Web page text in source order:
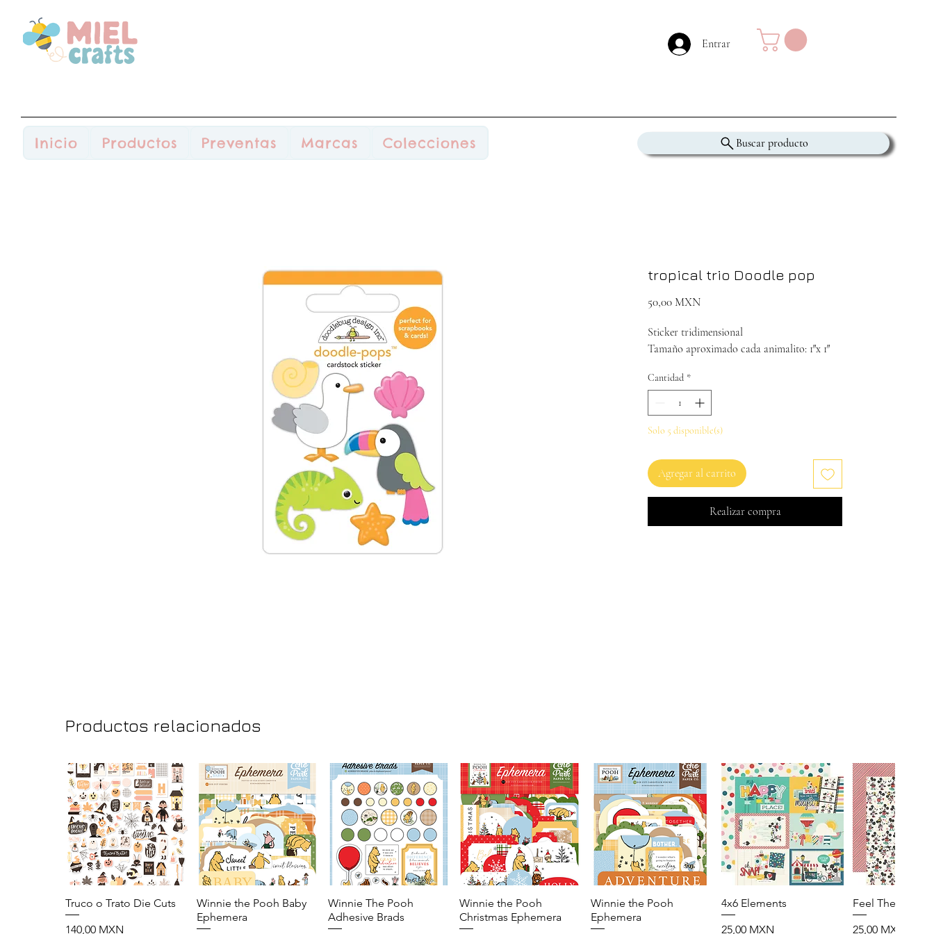
Entrar
Inicio Productos Preventas Marcas Colecciones Buscar producto
tropical trio Doodle pop
50,00 MXNPrecio
Sticker tridimensional
Tamaño aproximado cada animalito: 1″x 1″
Cantidad *
Solo 5 disponible(s)
Agregar al carrito
Realizar compra
Productos relacionados
Vista rápida
Truco o Trato Die Cuts
Precio
140,00 MXN
Vista rápida
Winnie the Pooh Baby
Ephemera
Vista rápida
Winnie The Pooh
Adhesive Brads
Vista rápida
Winnie the Pooh
Christmas Ephemera
Vista rápida
Winnie the Pooh
Ephemera
Vista rápida
4x6 Elements
Precio
25,00 MXN
Vista
Feel The Magic
Precio
25,00 MXN